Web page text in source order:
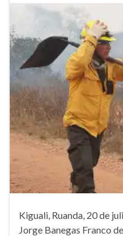
Kiguali, Ruanda, 20 de
Jorge Banegas Franco